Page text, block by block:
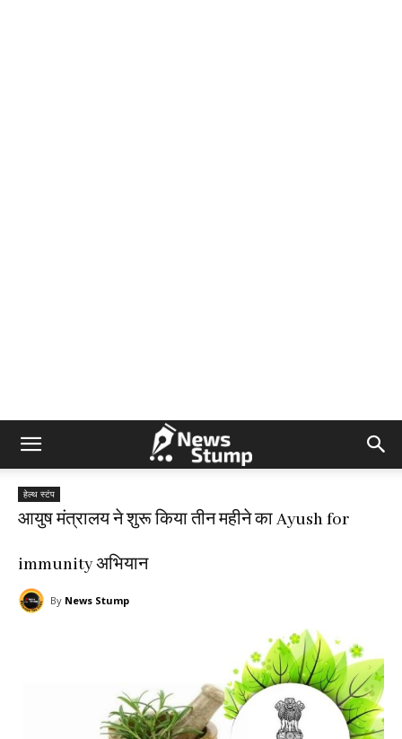
हेल्थ स्टंप
आयुष मंत्रालय ने शुरू किया तीन महीने का Ayush for
immunity अभियान
By News Stump